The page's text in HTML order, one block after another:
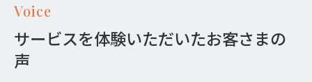
Voice
サービスを体験いただいたお客さまの
声